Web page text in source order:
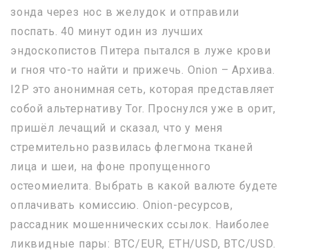
зонда через нос в желудок и отправили
поспать. 40 минут один из лучших
эндоскопистов Питера пытался в луже крови
и гноя что-то найти и прижечь. Onion – Архива.
I2P это анонимная сеть, которая представляет
собой альтернативу Tor. Проснулся уже в орит,
пришёл лечащий и сказал, что у меня
стремительно развилась флегмона тканей
лица и шеи, на фоне пропущенного
остеомиелита. Выбрать в какой валюте будете
оплачивать комиссию. Onion-ресурсов,
рассадник мошеннических ссылок. Наиболее
ликвидные пары: BTC/EUR, ETH/USD, BTC/USD.